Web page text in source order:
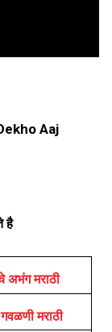
Aaj
है
अभंग मराठी
मराठी